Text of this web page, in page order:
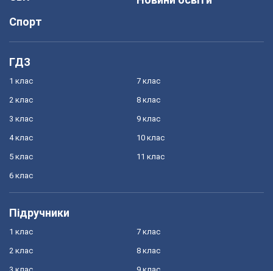
Спорт
ГДЗ
1 клас
2 клас
3 клас
4 клас
5 клас
6 клас
7 клас
8 клас
9 клас
10 клас
11 клас
Підручники
1 клас
2 клас
7 клас
8 клас